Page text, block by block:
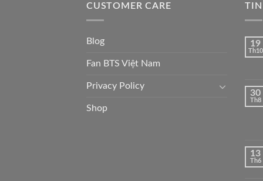
CUSTOMER CARE
Blog
Fan BTS Việt Nam
Privacy Policy
Shop
TIN
19
Th10
30
Th8
13
Th6